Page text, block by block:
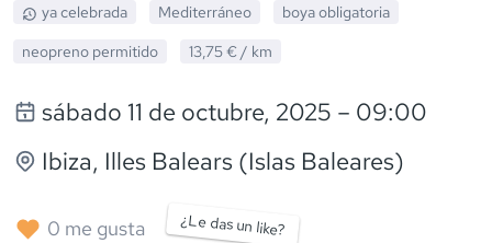
ya celebrada Mediterráneo
boya obligatoria
neopreno permitido 13,75 € / km
sábado 11 de octubre, 2025 – 09:00
Ibiza, Illes Balears (Islas Baleares)
0 me gusta ¿Le das un like?